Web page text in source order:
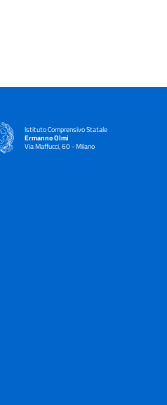
Istituto Comprensivo Statale
Ermanno Olmi
Via Maffucci, 60 - Milano
— Visita la pagina iniziale della scuola